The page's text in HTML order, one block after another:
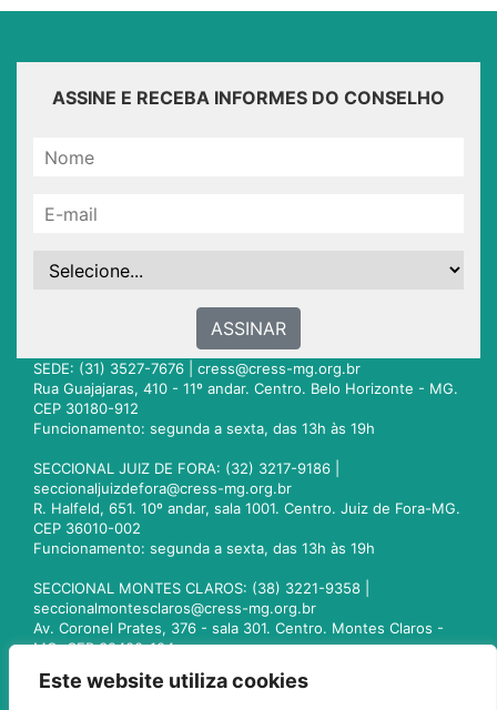
Este website utiliza cookies
ASSINE E RECEBA INFORMES DO CONSELHO
ASSINAR
SEDE: (31) 3527-7676 | cress@cress-mg.org.br
Rua Guajajaras, 410 - 11º andar. Centro. Belo Horizonte - MG.
CEP 30180-912
Funcionamento: segunda a sexta, das 13h às 19h
SECCIONAL JUIZ DE FORA: (32) 3217-9186 |
seccionaljuizdefora@cress-mg.org.br
R. Halfeld, 651. 10º andar, sala 1001. Centro. Juiz de Fora-MG.
CEP 36010-002
Funcionamento: segunda a sexta, das 13h às 19h
SECCIONAL MONTES CLAROS: (38) 3221-9358 |
seccionalmontesclaros@cress-mg.org.br
Av. Coronel Prates, 376 - sala 301. Centro. Montes Claros -
MG. CEP 39400-104